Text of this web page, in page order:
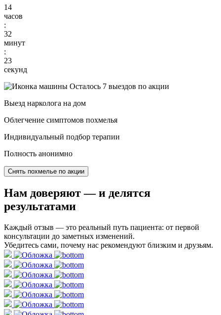
14
часов
:
32
минут
:
21
секунд
Осталось 7 выездов по акции
Выезд нарколога на дом
Облегчение симптомов похмелья
Индивидуальный подбор терапии
Полность анонимно
Снять похмелье по акции
Нам доверяют— и делятся
результатами
Каждый отзыв — это реальный путь пациента: от первой
консультации до заметных изменений.
Убедитесь сами, почему нас рекомендуют близким и друзьям.